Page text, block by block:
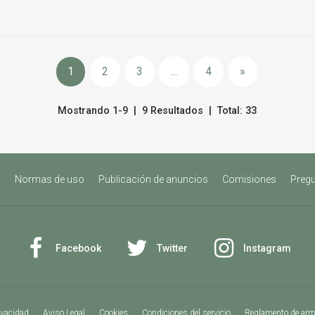
1 2 3 ... 4 »
Mostrando 1-9 | 9 Resultados | Total: 33
Normas de uso Publicación de anuncios Comisiones
Facebook Twitter Instagram
Aviso Legal Cookies Condiciones del servicio Reglamento de